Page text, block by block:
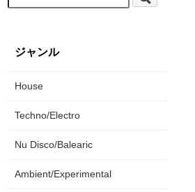
ジャンル
House
Techno/Electro
Nu Disco/Balearic
Ambient/Experimental